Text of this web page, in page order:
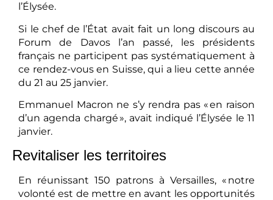
l’Élysée.
Si le chef de l’État avait fait un long discours au
Forum de Davos l’an passé, les présidents
français ne participent pas systématiquement à
ce rendez-vous en Suisse, qui a lieu cette année
du 21 au 25 janvier.
Emmanuel Macron ne s’y rendra pas « en raison
d’un agenda chargé », avait indiqué l’Élysée le 11
janvier.
Revitaliser les territoires
En réunissant 150 patrons à Versailles, « notre
volonté est de mettre en avant les opportunités